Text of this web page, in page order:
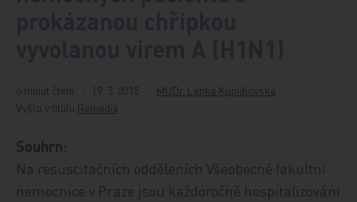
6 minut čtení 19. 3. 2015
MUDr. Lenka Kupidlovská
Vyšlo v titulu Remedia
Souhrn:
Na resuscitačních odděleních Všeobecné fakultní
nemocnice v Praze jsou každoročně hospitalizováni